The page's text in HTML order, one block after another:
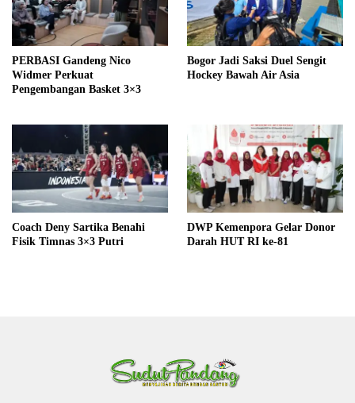
PERBASI Gandeng Nico
Widmer Perkuat
Pengembangan Basket 3×3
Bogor Jadi Saksi Duel Sengit
Hockey Bawah Air Asia
Coach Deny Sartika Benahi
Fisik Timnas 3×3 Putri
DWP Kemenpora Gelar Donor
Darah HUT RI ke-81